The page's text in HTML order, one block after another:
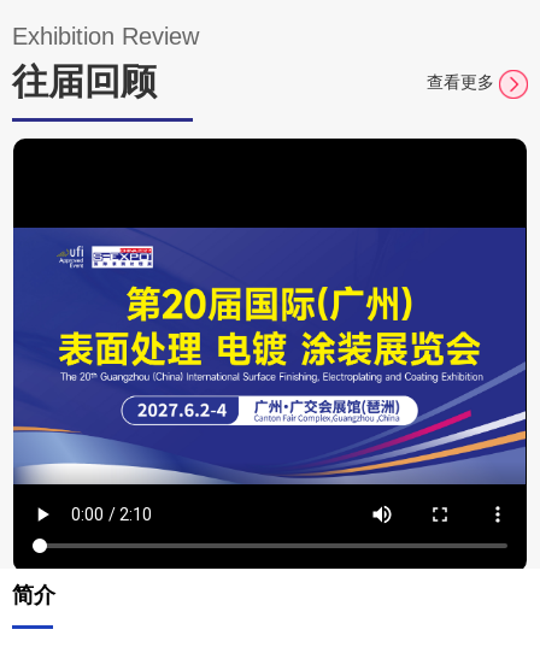
Exhibition Review
往届回顾 查看更多
简介